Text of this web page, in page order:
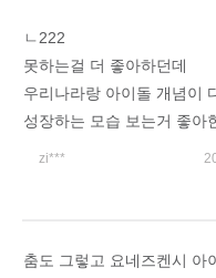
ㄴ222
못하는걸 더 좋아하던데
우리나라랑 아이돌 개념이
성장하는 모습 보는거 좋아
zi***
춤도 그렇고 요네즈켄시 아